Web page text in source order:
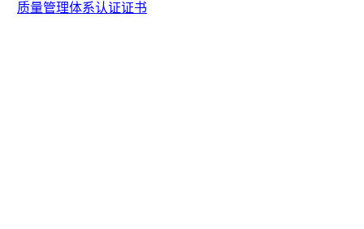
质量管理体系认证证书